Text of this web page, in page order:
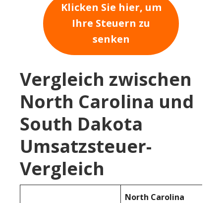
Klicken Sie hier, um
Ihre Steuern zu
senken
Vergleich zwischen
North Carolina und
South Dakota
Umsatzsteuer-
Vergleich
North Carolina